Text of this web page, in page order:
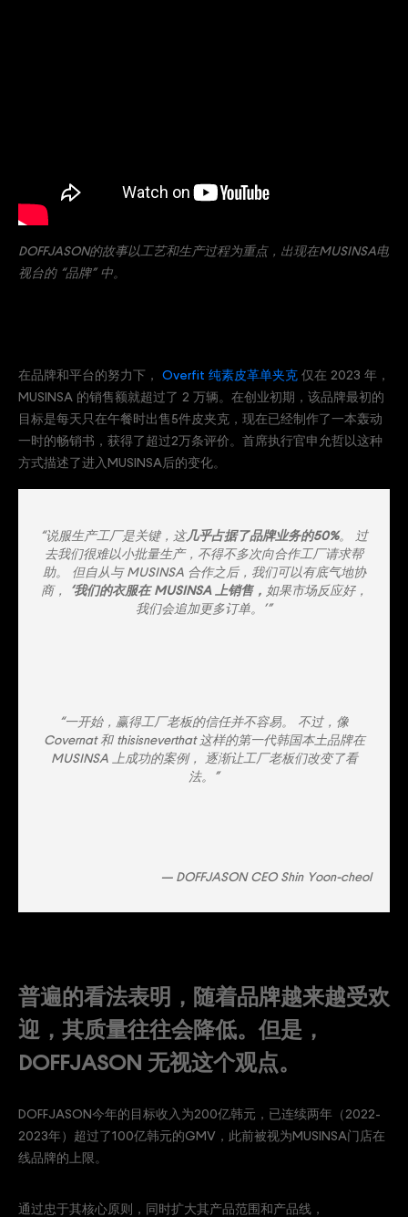
DOFFJASON的故事以工艺和生产过程为重点，出现在MUSINSA电
视台的 “品牌” 中。
在品牌和平台的努力下， Overfit 纯素皮革单夹克 仅在 2023 年，
MUSINSA 的销售额就超过了 2 万辆。在创业初期，该品牌最初的
目标是每天只在午餐时出售5件皮夹克，现在已经制作了一本轰动
一时的畅销书，获得了超过2万条评价。首席执行官申允哲以这种
方式描述了进入MUSINSA后的变化。
“说服生产工厂是关键，这几乎占据了品牌业务的50%。 过
去我们很难以小批量生产，不得不多次向合作工厂请求帮
助。 但自从与 MUSINSA 合作之后，我们可以有底气地协
商，
‘我们的衣服在 MUSINSA 上销售， 如果市场反应好，
我们会追加更多订单。’”
“一开始，赢得工厂老板的信任并不容易。 不过，像
Covernat 和 thisisneverthat 这样的第一代韩国本土品牌在
MUSINSA 上成功的案例， 逐渐让工厂老板们改变了看
法。”
— DOFFJASON CEO Shin Yoon-cheol
普遍的看法表明，随着品牌越来越受欢
迎，其质量往往会降低。但是，
DOFFJASON 无视这个观点。
DOFFJASON今年的目标收入为200亿韩元，已连续两年（2022-
2023年）超过了100亿韩元的GMV，此前被视为MUSINSA门店在
线品牌的上限。
通过忠于其核心原则，同时扩大其产品范围和产品线，